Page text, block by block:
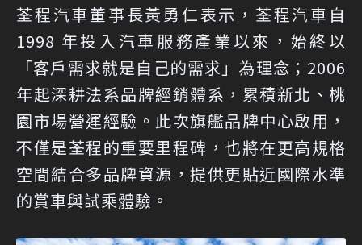
荃程汽車董事長黃勇仁表示，荃程汽車自
1998 年投入汽車服務產業以來，始終以
「客戶需求就是自己的需求」為理念；2006
年起深耕法系品牌經銷體系，累積新北、桃
園市場營運經驗。此次旗艦品牌中心啟用，
不僅是荃程的重要里程碑，也將在更高規格
空間結合多品牌資源，提供更貼近國際水準
的賞車與試乘體驗。